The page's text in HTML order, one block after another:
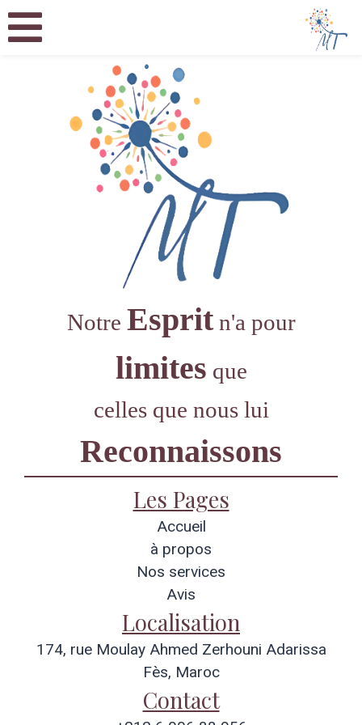
Notre Espritn'a pour
limites que
celles que nous lui
Reconnaissons
Les Pages
Accueil
à propos
Nos services
Avis
Localisation
174, rue Moulay Ahmed Zerhouni Adarissa
Fès, Maroc
Contact